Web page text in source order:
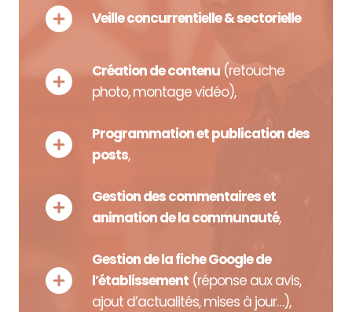
Veille concurrentielle & sectorielle
Création de contenu (retouche
photo, montage vidéo),
Programmation et publication des
posts,
Gestion des commentaires et
animation de la communauté,
Gestion de la fiche Google de
l’établissement (réponse aux avis,
ajout d’actualités, mises à jour…),